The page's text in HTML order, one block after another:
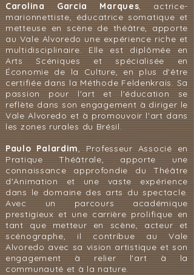
Carolina Garcia Marques, actrice-
marionnettiste, éducatrice somatique et
metteuse en scène de théâtre, apporte
au Vale Alvoredo une expérience riche et
multidisciplinaire. Elle est diplômée en
Arts Scéniques et spécialisée en
Économie de la Culture, en plus d'être
certifiée dans la Méthode Feldenkrais. Sa
passion pour l'art et l'éducation se
reflète dans son engagement à diriger le
Vale Alvoredo et à promouvoir l'art dans
les zones rurales du Brésil.
Paulo Palardim, Professeur Associé en
Pratique Théâtrale, apporte une
connaissance approfondie du Théâtre
d'Animation et une vaste expérience
dans le domaine des arts du spectacle.
Avec un parcours académique
prestigieux et une carrière prolifique en
tant que metteur en scène, acteur et
scénographe, il contribue au Vale
Alvoredo avec sa vision artistique et son
engagement à relier l'art à la
communauté et à la nature.